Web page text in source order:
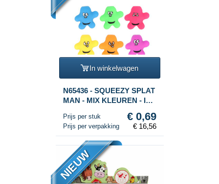
In winkelwagen
N65436 - SQUEEZY SPLAT
MAN - MIX KLEUREN - IN
Prijs per stuk € 0,69
Prijs per verpakking € 16,56
NIEUW